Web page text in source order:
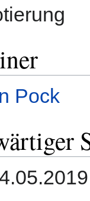
Pock